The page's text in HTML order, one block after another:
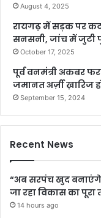
August 4, 2025
रायगढ़ में सड़क पर
सनसनी, जांच में जुटी
October 17, 2025
पूर्व वनमंत्री अकबर
जमानत अर्ज़ी ख़ारिज
September 15, 2024
Recent News
“अब सरपंच खुद बनाएंगे
जा रहा विकास का पूरा
14 hours ago